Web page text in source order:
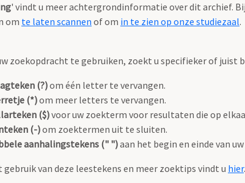
' vindt u meer achtergrondinformatie over dit archief.
om te laten scannen of om in te zien op onze studiezaal.
zoekopdracht te gebruiken, zoekt u specifieker of juist
(?)om één letter te vervangen.
(*)om meer letters te vervangen.
($)voor uw zoekterm voor resultaten die op
(-)om zoektermen uit te sluiten.
aanhalingstekens (" ")aan het begin en einde van
gebruik van deze leestekens en meer zoektips vindt u hier.